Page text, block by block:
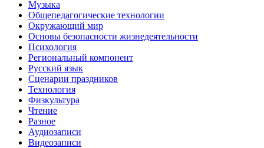
Музыка
Общепедагогические технологии
Окружающий мир
Основы безопасности жизнедеятельности
Психология
Региональный компонент
Русский язык
Сценарии праздников
Технология
Физкультура
Чтение
Разное
Аудиозаписи
Видеозаписи